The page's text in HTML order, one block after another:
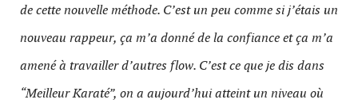
de cette nouvelle méthode. C’est un peu comme si j’étais un
nouveau rappeur, ça m’a donné de la confiance et ça m’a
amené à travailler d’autres flow. C’est ce que je dis dans
“Meilleur Karaté”, on a aujourd’hui atteint un niveau où